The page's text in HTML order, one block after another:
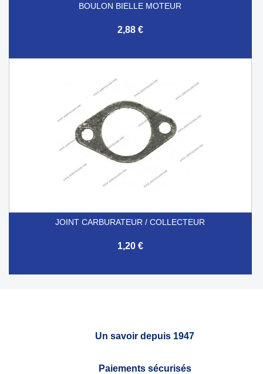
BOULON BIELLE MOTEUR
2,88 €
JOINT CARBURATEUR / COLLECTEUR
1,20 €
Un savoir depuis 1947
Paiements sécurisés